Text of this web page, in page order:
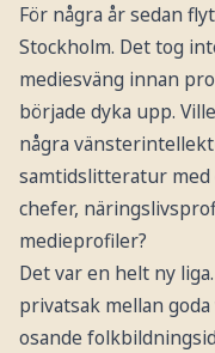
För några år sedan
Stockholm. Det tog
mediesväng innan
började dyka upp.
några
samtidslitteratur med
chefer,
medieprofiler?
Det var en helt ny
privatsak mellan
osande